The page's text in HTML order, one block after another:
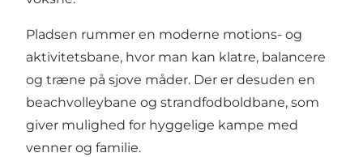
Pladsen rummer en moderne motions- og
aktivitetsbane, hvor man kan klatre, balancere
og træne på sjove måder. Der er desuden en
beachvolleybane og strandfodboldbane, som
giver mulighed for hyggelige kampe med
venner og familie.